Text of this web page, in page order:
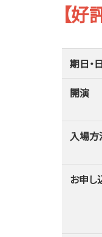
【好
期日・
開演
入場方
お申し